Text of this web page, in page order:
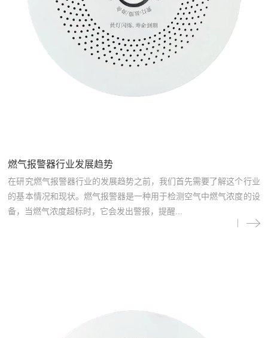
燃气报警器行业发展趋势
在研究燃气报警器行业的发展趋势之前，我们首先需要了解这个行业
的基本情况和现状。燃气报警器是一种用于检测空气中燃气浓度的设
备，当燃气浓度超标时，它会发出警报，提醒...